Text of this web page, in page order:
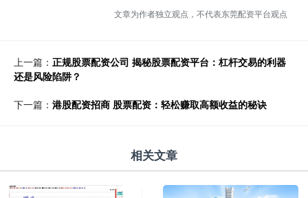
文章为作者独立观点，不代表东莞配资平台观点
上一篇： 正规股票配资公司 揭秘股票配资平台：杠杆交易的利器
还是风险陷阱？
下一篇： 港股配资招商 股票配资：轻松赚取高额收益的秘诀
相关文章